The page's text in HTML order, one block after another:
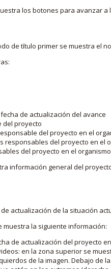
los botones para avanzar
de título primer se muestra el
de actualización del avance
del proyecto
del proyecto en el
responsables del proyecto en el
del proyecto en el organismo
información general del
actualización de la situación
muestra la siguiente información:
de actualización del proyecto
en la zona superior se
de la imagen. Debajo de